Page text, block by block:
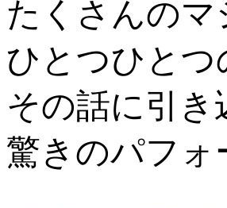
たくさんの
ひとつひと
その話に引
驚きのパフ